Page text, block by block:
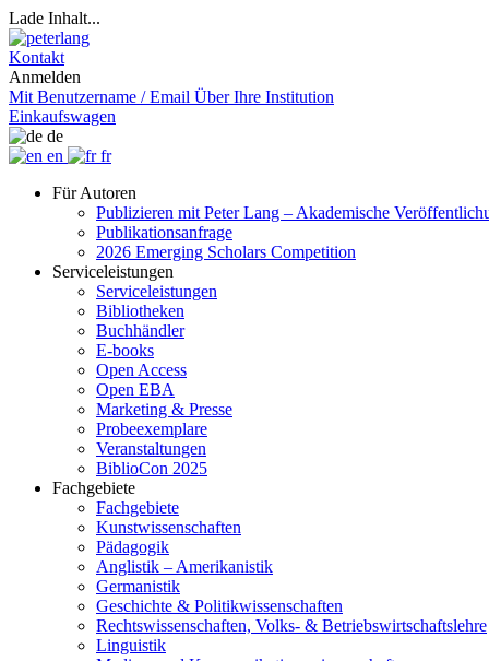
Lade Inhalt...
Kontakt
Anmelden
Mit Benutzername / Email Über Ihre Institution
Einkaufswagen
de
en
fr
Für Autoren
Publizieren mit Peter Lang – Akademische
Publikationsanfrage
2026 Emerging Scholars Competition
Serviceleistungen
Serviceleistungen
Bibliotheken
Buchhändler
E-books
Open Access
Open EBA
Marketing & Presse
Probeexemplare
Veranstaltungen
BiblioCon 2025
Fachgebiete
Fachgebiete
Kunstwissenschaften
Pädagogik
Anglistik – Amerikanistik
Germanistik
Geschichte & Politikwissenschaften
Rechtswissenschaften, Volks- & Betriebswirtschaftslehre
Linguistik